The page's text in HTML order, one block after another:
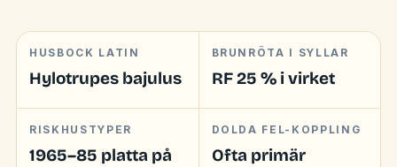
HUSBOCK LATIN
Hylotrupes bajulus
BRUNRÖTA I SYLLAR
RF 25 % i virket
RISKHUSTYPER
1965–85 platta på
DOLDA FEL-KOPPLING
Ofta primär